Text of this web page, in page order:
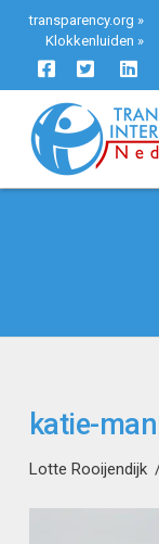
transparency.org »
Klokkenluiden »
katie-
Lotte Rooijendijk